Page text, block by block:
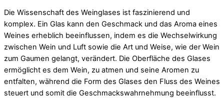
Die Wissenschaft des Weinglases ist faszinierend und
komplex. Ein Glas kann den Geschmack und das Aroma eines
Weines erheblich beeinflussen, indem es die Wechselwirkung
zwischen Wein und Luft sowie die Art und Weise, wie der Wein
zum Gaumen gelangt, verändert. Die Oberfläche des Glases
ermöglicht es dem Wein, zu atmen und seine Aromen zu
entfalten, während die Form des Glases den Fluss des Weines
steuert und somit die Geschmackswahrnehmung beeinflusst.